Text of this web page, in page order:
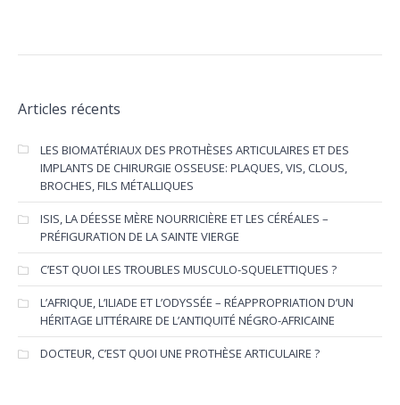
Articles récents
LES BIOMATÉRIAUX DES PROTHÈSES ARTICULAIRES ET DES
IMPLANTS DE CHIRURGIE OSSEUSE: PLAQUES, VIS, CLOUS,
BROCHES, FILS MÉTALLIQUES
ISIS, LA DÉESSE MÈRE NOURRICIÈRE ET LES CÉRÉALES –
PRÉFIGURATION DE LA SAINTE VIERGE
C’EST QUOI LES TROUBLES MUSCULO-SQUELETTIQUES ?
L’AFRIQUE, L’ILIADE ET L’ODYSSÉE – RÉAPPROPRIATION D’UN
HÉRITAGE LITTÉRAIRE DE L’ANTIQUITÉ NÉGRO-AFRICAINE
DOCTEUR, C’EST QUOI UNE PROTHÈSE ARTICULAIRE ?